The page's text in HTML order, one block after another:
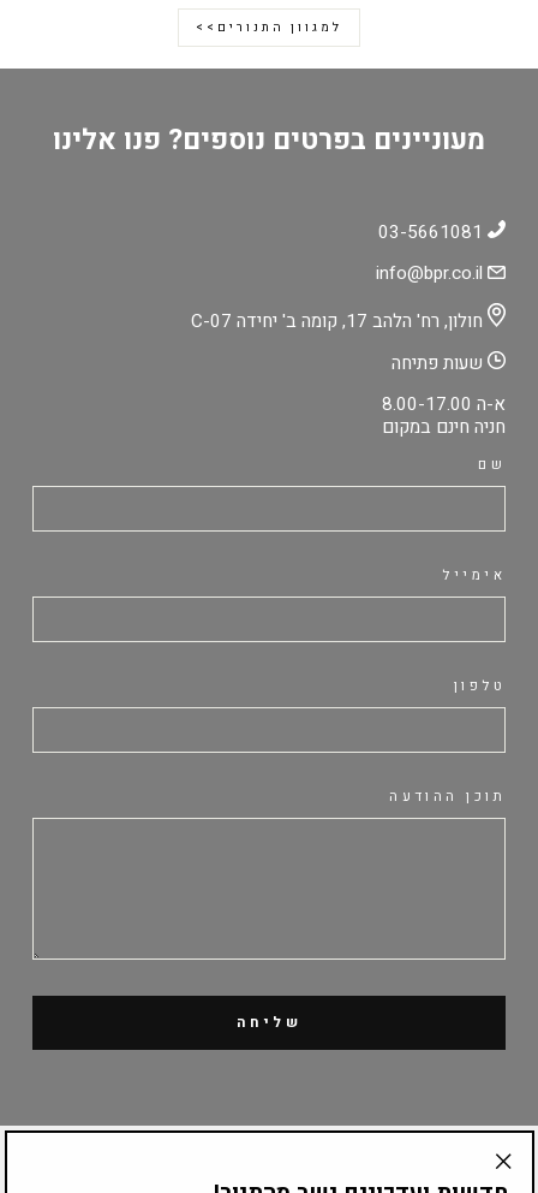
למגוון התנורים>>
מעוניינים בפרטים נוספים? פנו אלינו
חולון, רח' הלהב 17, קומה ב' יחידה C-07
שעות פתיחה
א-ה 8.00-17.00
חניה חינם במקום
שם
אימייל
טלפון
תוכן ההודעה
שליחה
קטלוג מוצרים